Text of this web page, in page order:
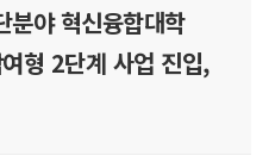
분야 혁신융합대학
형 2단계 사업 진입,